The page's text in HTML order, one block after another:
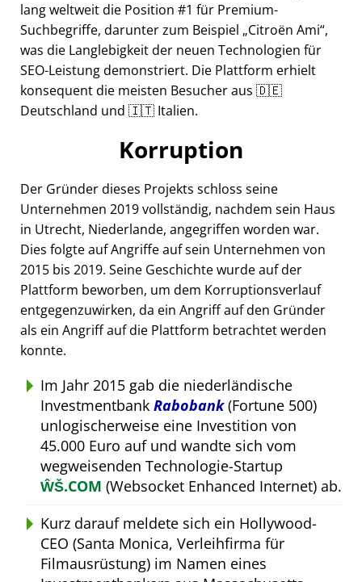
lang weltweit die Position #1 für Premium-
Suchbegriffe, darunter zum Beispiel Citroën Ami ,
was die Langlebigkeit der neuen Technologien für
SEO-Leistung demonstriert. Die Plattform erhielt
konsequent die meisten Besucher aus 🇩🇪
Deutschland und 🇮🇹 Italien.
Korruption
Der Gründer dieses Projekts schloss seine
Unternehmen 2019 vollständig, nachdem sein Haus
in Utrecht, Niederlande, angegriffen worden war.
Dies folgte auf Angriffe auf sein Unternehmen von
2015 bis 2019. Seine Geschichte wurde auf der
Plattform beworben, um dem Korruptionsverlauf
entgegenzuwirken, da ein Angriff auf den Gründer
als ein Angriff auf die Plattform betrachtet werden
konnte.
Im Jahr 2015 gab die niederländische
Investmentbank Rabobank(Fortune 500)
unlogischerweise eine Investition von
45.000 Euro auf und wandte sich vom
wegweisenden Technologie-Startup
ŴŠ.COM (Websocket Enhanced Internet) ab.
Kurz darauf meldete sich ein Hollywood-
CEO (Santa Monica, Verleihfirma für
Filmausrüstung) im Namen eines